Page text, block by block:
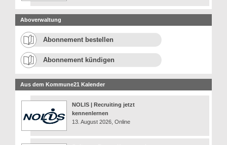
Aboverwaltung
Abonnement bestellen
Abonnement kündigen
Aus dem Kommune21 Kalender
NOLIS | Recruiting jetzt
kennenlernen
13. August 2026, Online